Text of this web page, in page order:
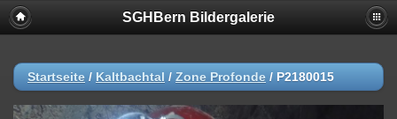
SGHBern Bildergalerie
Startseite / Kaltbachtal / Zone Profonde / P2180015